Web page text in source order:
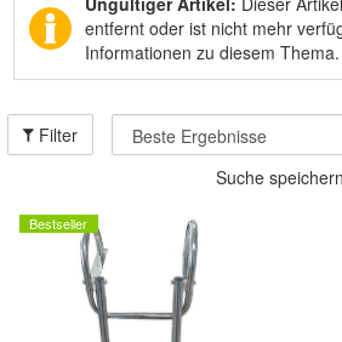
entfernt oder ist nicht mehr
Informationen zu diesem Thema.
Filter
Suche speichern
Bestseller